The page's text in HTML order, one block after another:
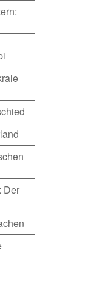
Der